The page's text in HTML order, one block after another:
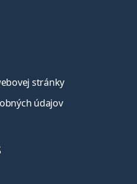
stránky
údajov